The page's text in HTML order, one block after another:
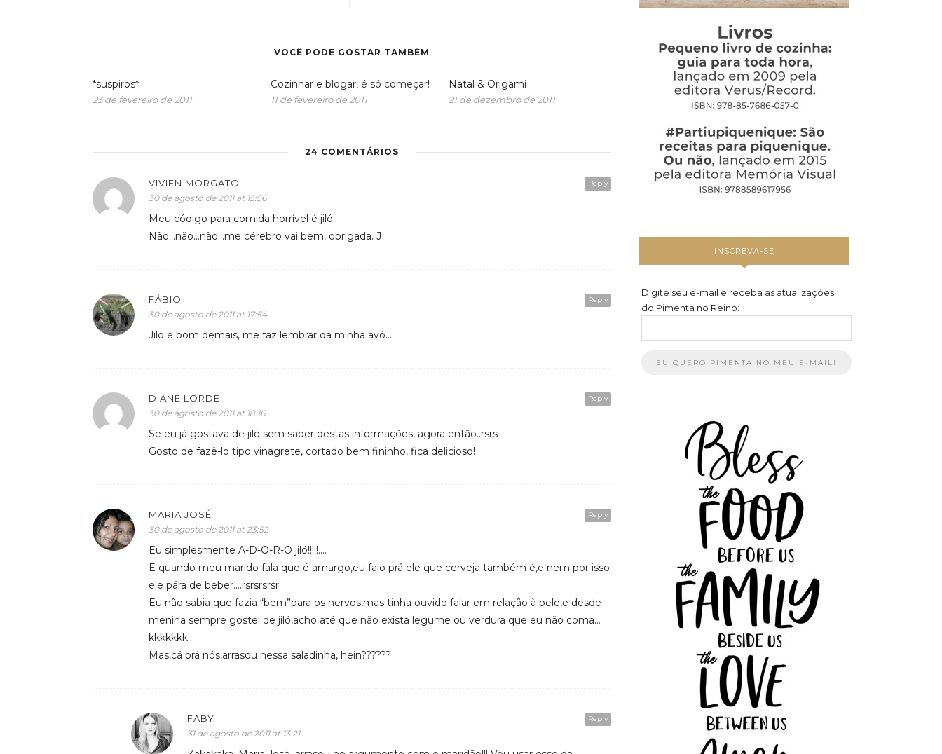
VOCÊ PODE GOSTAR TAMBÉM
*suspiros*
23 de fevereiro de 2011
Cozinhar e blogar, é só começar!
11 de fevereiro de 2011
Natal & Origami
21 de dezembro de 2011
24 COMENTÁRIOS
Reply
VIVIEN MORGATO
30 de agosto de 2011 at 15:56
Meu código para comida horrível é jiló.
Não…não…não…me cérebro vai bem, obrigada. J
Reply
FÁBIO
30 de agosto de 2011 at 17:54
Jiló é bom demais, me faz lembrar da minha avó…
Reply
DIANE LORDE
30 de agosto de 2011 at 18:16
Se eu já gostava de jiló sem saber destas informações, agora então..rsrs
Gosto de fazê-lo tipo vinagrete, cortado bem fininho, fica delicioso!
Reply
MARIA JOSÉ
30 de agosto de 2011 at 23:52
Eu simplesmente A-D-O-R-O jiló!!!!!….
E quando meu marido fala que é amargo,eu falo prá ele que cerveja também é,e nem por isso
ele pára de beber….rsrsrsrsr
Eu não sabia que fazia “bem”para os nervos,mas tinha ouvido falar em relação à pele,e desde
menina sempre gostei de jiló,acho até que não exista legume ou verdura que eu não coma…
kkkkkkk
Mas,cá prá nós,arrasou nessa saladinha, hein??????
Reply
FABY
31 de agosto de 2011 at 13:21
INSCREVA-SE
Digite seu e-mail e receba as atualizações
do Pimenta no Reino: